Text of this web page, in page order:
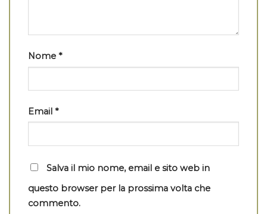
Nome *
Email *
Salva il mio nome, email e sito web in
questo browser per la prossima volta che
commento.